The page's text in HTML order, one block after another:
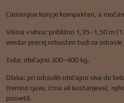
Camargue konj je kompakten, a
Višina v vihru: približno 1,35–1,50 m
vendar precej robusten tudi za odrasle
Teža: običajno 300–400 kg.
Dlaka: pri odraslih običajno siva do
(temno rjava, črna ali kostanjeva),
posvetli.